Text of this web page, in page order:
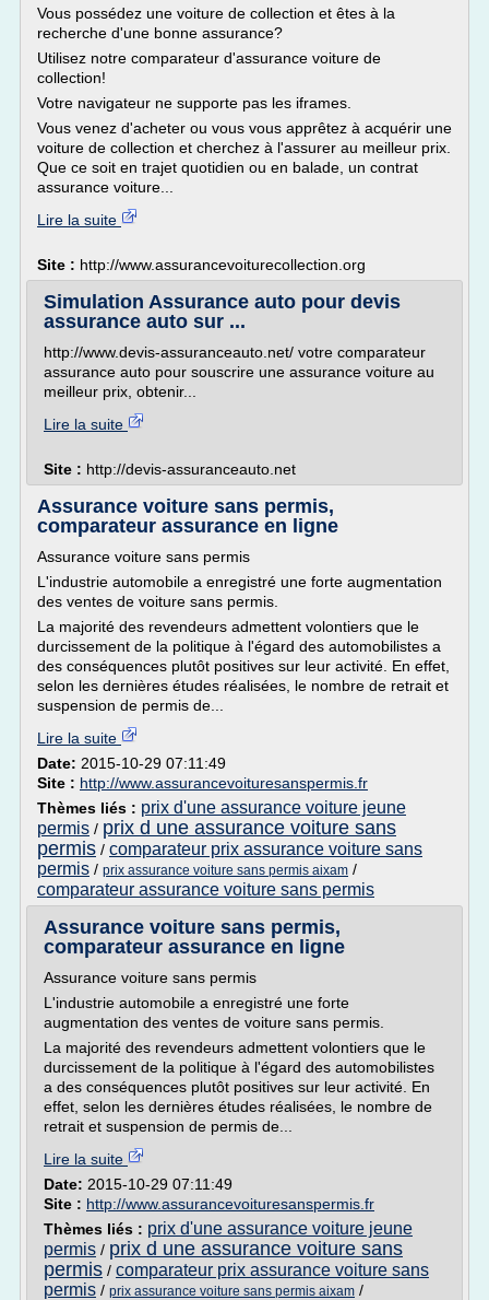
Vous possédez une voiture de collection et êtes à la
recherche d'une bonne assurance?
Utilisez notre comparateur d'assurance voiture de
collection!
Votre navigateur ne supporte pas les iframes.
Vous venez d'acheter ou vous vous apprêtez à acquérir une
voiture de collection et cherchez à l'assurer au meilleur prix.
Que ce soit en trajet quotidien ou en balade, un contrat
assurance voiture...
Lire la suite
Site : http://www.assurancevoiturecollection.org
Simulation Assurance auto pour devis
assurance auto sur ...
http://www.devis-assuranceauto.net/ votre comparateur
assurance auto pour souscrire une assurance voiture au
meilleur prix, obtenir...
Lire la suite
Site : http://devis-assuranceauto.net
Assurance voiture sans permis,
comparateur assurance en ligne
Assurance voiture sans permis
L'industrie automobile a enregistré une forte augmentation
des ventes de voiture sans permis.
La majorité des revendeurs admettent volontiers que le
durcissement de la politique à l'égard des automobilistes a
des conséquences plutôt positives sur leur activité. En effet,
selon les dernières études réalisées, le nombre de retrait et
suspension de permis de...
Lire la suite
Date: 2015-10-29 07:11:49
Site : http://www.assurancevoituresanspermis.fr
Thèmes liés : prix d'une assurance voiture jeune
permis / prix d une assurance voiture sans
permis / comparateur prix assurance voiture sans
permis / prix assurance voiture sans permis aixam /
comparateur assurance voiture sans permis
Assurance voiture sans permis,
comparateur assurance en ligne
Assurance voiture sans permis
L'industrie automobile a enregistré une forte
augmentation des ventes de voiture sans permis.
La majorité des revendeurs admettent volontiers que le
durcissement de la politique à l'égard des automobilistes
a des conséquences plutôt positives sur leur activité. En
effet, selon les dernières études réalisées, le nombre de
retrait et suspension de permis de...
Lire la suite
Date: 2015-10-29 07:11:49
Site : http://www.assurancevoituresanspermis.fr
Thèmes liés : prix d'une assurance voiture jeune
permis / prix d une assurance voiture sans
permis / comparateur prix assurance voiture sans
permis / prix assurance voiture sans permis aixam /